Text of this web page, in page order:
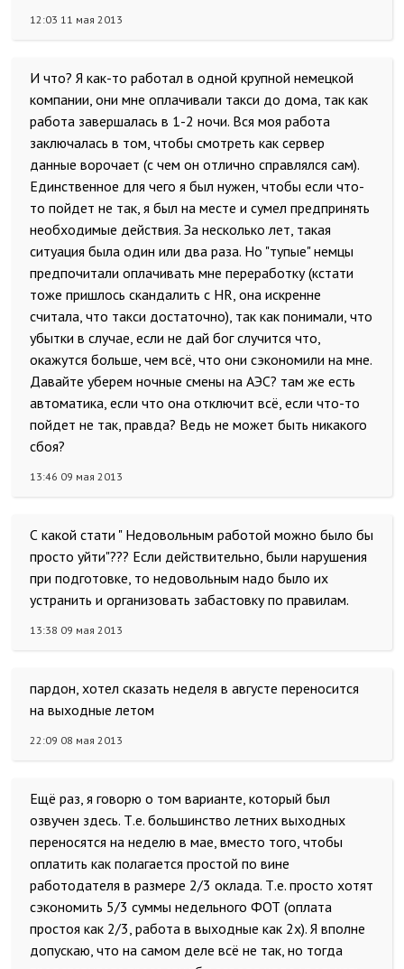
12:03 11 мая 2013
И что? Я как-то работал в одной крупной немецкой
компании, они мне оплачивали такси до дома, так как
работа завершалась в 1-2 ночи. Вся моя работа
заключалась в том, чтобы смотреть как сервер
данные ворочает (с чем он отлично справлялся сам).
Единственное для чего я был нужен, чтобы если что-
то пойдет не так, я был на месте и сумел предпринять
необходимые действия. За несколько лет, такая
ситуация была один или два раза. Но "тупые" немцы
предпочитали оплачивать мне переработку (кстати
тоже пришлось скандалить с HR, она искренне
считала, что такси достаточно), так как понимали, что
убытки в случае, если не дай бог случится что,
окажутся больше, чем всё, что они сэкономили на мне.
Давайте уберем ночные смены на АЭС? там же есть
автоматика, если что она отключит всё, если что-то
пойдет не так, правда? Ведь не может быть никакого
сбоя?
13:46 09 мая 2013
С какой стати " Недовольным работой можно было бы
просто уйти"??? Если действительно, были нарушения
при подготовке, то недовольным надо было их
устранить и организовать забастовку по правилам.
13:38 09 мая 2013
пардон, хотел сказать неделя в августе переносится
на выходные летом
22:09 08 мая 2013
Ещё раз, я говорю о том варианте, который был
озвучен здесь. Т.е. большинство летних выходных
переносятся на неделю в мае, вместо того, чтобы
оплатить как полагается простой по вине
работодателя в размере 2/3 оклада. Т.е. просто хотят
сэкономить 5/3 суммы недельного ФОТ (оплата
простоя как 2/3, работа в выходные как 2х). Я вполне
допускаю, что на самом деле всё не так, но тогда